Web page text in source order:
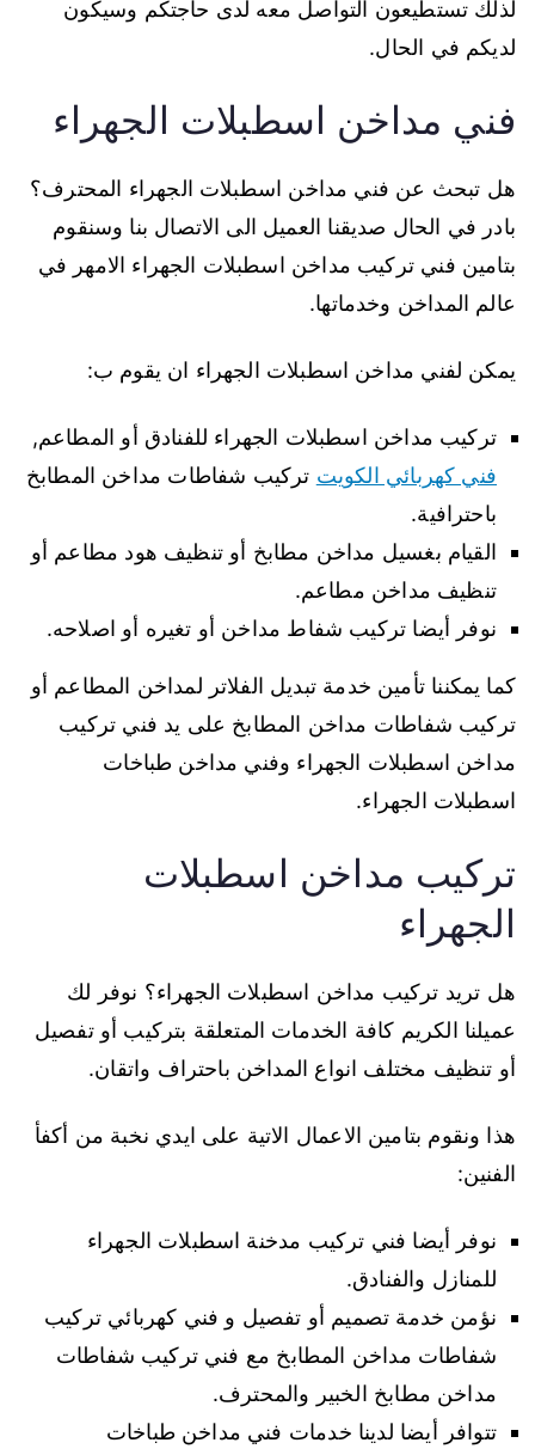
لذلك تستطيعون التواصل معه لدى حاجتكم وسيكون
لديكم في الحال.
فني مداخن اسطبلات الجهراء
هل تبحث عن فني مداخن اسطبلات الجهراء المحترف؟
بادر في الحال صديقنا العميل الى الاتصال بنا وسنقوم
بتامين فني تركيب مداخن اسطبلات الجهراء الامهر في
عالم المداخن وخدماتها.
يمكن لفني مداخن اسطبلات الجهراء ان يقوم ب:
تركيب مداخن اسطبلات الجهراء للفنادق أو المطاعم,
فني كهربائي الكويت تركيب شفاطات مداخن المطابخ
باحترافية.
القيام بغسيل مداخن مطابخ أو تنظيف هود مطاعم أو
تنظيف مداخن مطاعم.
نوفر أيضا تركيب شفاط مداخن أو تغيره أو اصلاحه.
كما يمكننا تأمين خدمة تبديل الفلاتر لمداخن المطاعم أو
تركيب شفاطات مداخن المطابخ على يد فني تركيب
مداخن اسطبلات الجهراء وفني مداخن طباخات
اسطبلات الجهراء.
تركيب مداخن اسطبلات
الجهراء
هل تريد تركيب مداخن اسطبلات الجهراء؟ نوفر لك
عميلنا الكريم كافة الخدمات المتعلقة بتركيب أو تفصيل
أو تنظيف مختلف انواع المداخن باحتراف واتقان.
هذا ونقوم بتامين الاعمال الاتية على ايدي نخبة من أكفأ
الفنين:
نوفر أيضا فني تركيب مدخنة اسطبلات الجهراء
للمنازل والفنادق.
نؤمن خدمة تصميم أو تفصيل و فني كهربائي تركيب
شفاطات مداخن المطابخ مع فني تركيب شفاطات
مداخن مطابخ الخبير والمحترف.
تتوافر أيضا لدينا خدمات فني مداخن طباخات